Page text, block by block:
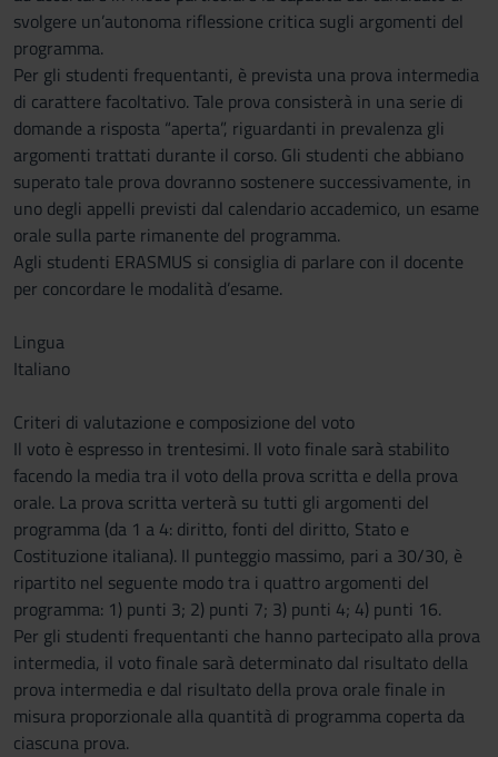
svolgere un’autonoma riflessione critica sugli argomenti del
programma.
Per gli studenti frequentanti, è prevista una prova intermedia
di carattere facoltativo. Tale prova consisterà in una serie di
domande a risposta “aperta”, riguardanti in prevalenza gli
argomenti trattati durante il corso. Gli studenti che abbiano
superato tale prova dovranno sostenere successivamente, in
uno degli appelli previsti dal calendario accademico, un esame
orale sulla parte rimanente del programma.
Agli studenti ERASMUS si consiglia di parlare con il docente
per concordare le modalità d’esame.
Lingua
Italiano
Criteri di valutazione e composizione del voto
Il voto è espresso in trentesimi. Il voto finale sarà stabilito
facendo la media tra il voto della prova scritta e della prova
orale. La prova scritta verterà su tutti gli argomenti del
programma (da 1 a 4: diritto, fonti del diritto, Stato e
Costituzione italiana). Il punteggio massimo, pari a 30/30, è
ripartito nel seguente modo tra i quattro argomenti del
programma: 1) punti 3; 2) punti 7; 3) punti 4; 4) punti 16.
Per gli studenti frequentanti che hanno partecipato alla prova
intermedia, il voto finale sarà determinato dal risultato della
prova intermedia e dal risultato della prova orale finale in
misura proporzionale alla quantità di programma coperta da
ciascuna prova.